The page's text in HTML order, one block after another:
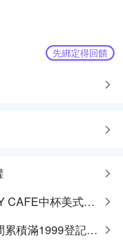
先綁定得回饋
8/3-8/9 消費登記送CITY CAFE中杯美式乙杯
8/5-8/26居家指定品區間累積滿1999登記送10%OP點數 (回饋上限300)